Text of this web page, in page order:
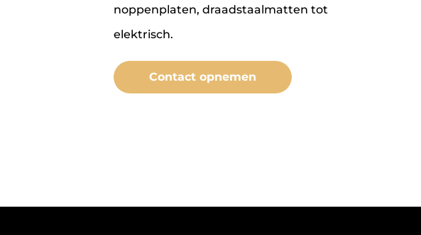
noppenplaten, draadstaalmatten tot
elektrisch.
Contact opnemen